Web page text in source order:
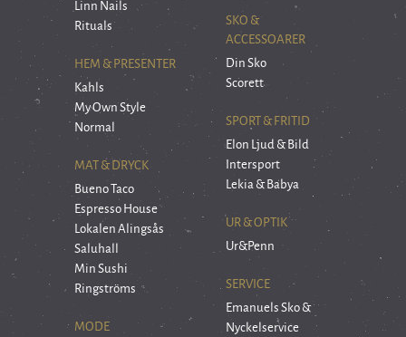
Linn Nails
Rituals
HEM & PRESENTER
Kahls
My Own Style
Normal
MAT & DRYCK
Bueno Taco
Espresso House
Lokalen Alingsås
Saluhall
Min Sushi
Ringströms
MODE
SKO &
ACCESSOARER
Din Sko
Scorett
SPORT & FRITID
Elon Ljud & Bild
Intersport
Lekia & Babya
UR & OPTIK
Ur&Penn
SERVICE
Emanuels Sko &
Nyckelservice